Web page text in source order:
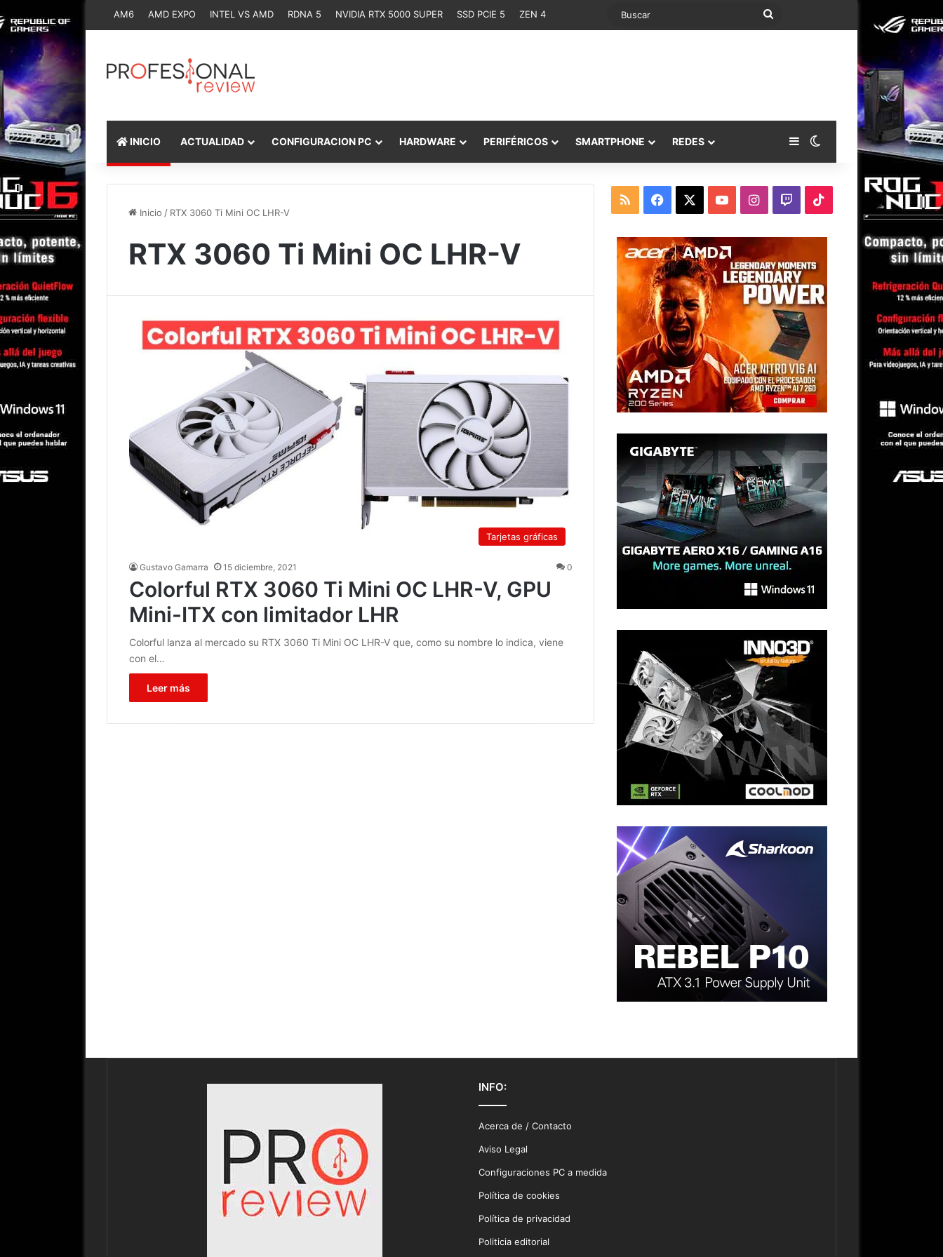
AM6 AMD EXPO INTEL VS AMD RDNA 5 NVIDIA RTX 5000 SUPER SSD PCIE 5 ZEN 4 Buscar
INICIO ACTUALIDAD CONFIGURACION PC HARDWARE PERIFÉRICOS SMARTPHONE REDES Barra lateral
Switch skin
Inicio / RTX 3060 Ti Mini OC LHR-V
RTX 3060 Ti Mini OC LHR-V
Tarjetas gráficas
Gustavo Gamarra 15 diciembre, 2021 0
Colorful RTX 3060 Ti Mini OC LHR-V, GPU
Mini-ITX con limitador LHR
Colorful lanza al mercado su RTX 3060 Ti Mini OC LHR-V que, como su nombre lo indica, viene
con el…
Leer más
RSS Facebook YouTubeInstagram
TwitchTikTok
INFO:
Acerca de / Contacto
Aviso Legal
Configuraciones PC a medida
Política de cookies
Política de privacidad
Politicia editorial